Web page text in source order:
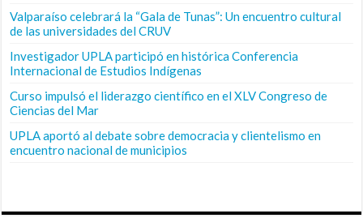
Valparaíso celebrará la “Gala de Tunas”: Un encuentro cultural
de las universidades del CRUV
Investigador UPLA participó en histórica Conferencia
Internacional de Estudios Indígenas
Curso impulsó el liderazgo científico en el XLV Congreso de
Ciencias del Mar
UPLA aportó al debate sobre democracia y clientelismo en
encuentro nacional de municipios